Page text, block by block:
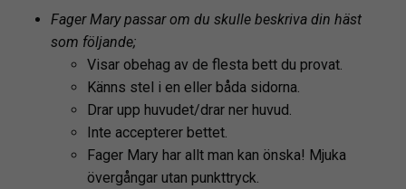
Fager Mary passar om du skulle beskriva din häst
som följande;
Visar obehag av de flesta bett du provat.
Känns stel i en eller båda sidorna.
Drar upp huvudet/drar ner huvud.
Inte accepterer bettet.
Fager Mary har allt man kan önska! Mjuka
övergångar utan punkttryck.